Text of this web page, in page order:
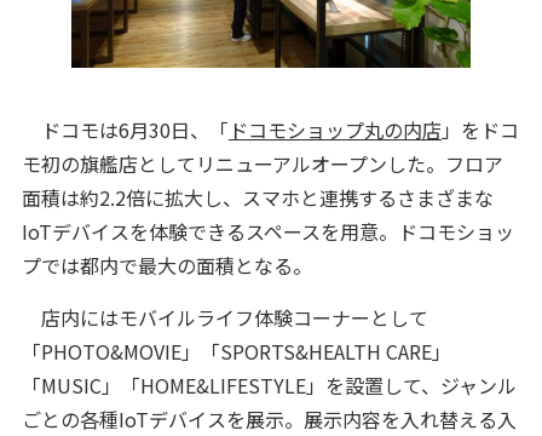
ドコモは6月30日、「 ドコモショップ丸の内店 」をドコ
モ初の旗艦店としてリニューアルオープンした。フロア
面積は約2.2倍に拡大し、スマホと連携するさまざまな
IoTデバイスを体験できるスペースを用意。ドコモショッ
プでは都内で最大の面積となる。
店内にはモバイルライフ体験コーナーとして
「PHOTO&MOVIE」「SPORTS&HEALTH CARE」
「MUSIC」「HOME&LIFESTYLE」を設置して、ジャンル
ごとの各種IoTデバイスを展示。展示内容を入れ替える入